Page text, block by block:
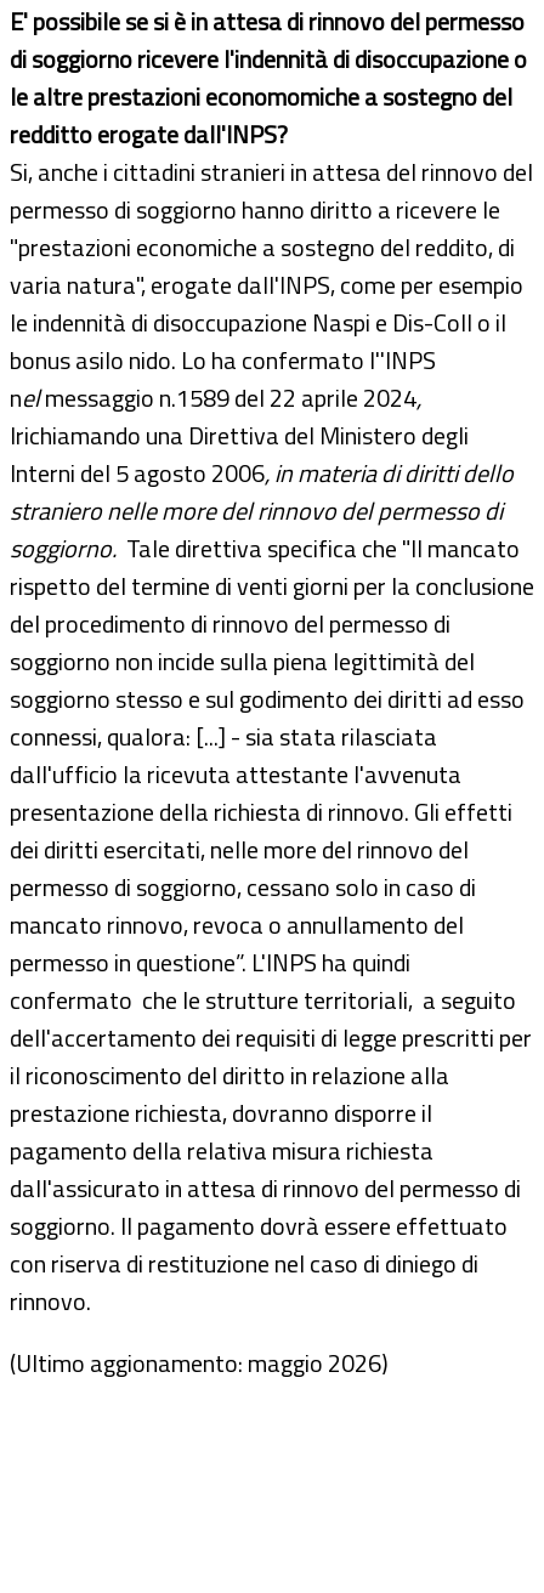
E' possibile se si è in attesa di rinnovo del permesso
di soggiorno ricevere l'indennità di disoccupazione o
le altre prestazioni economomiche a sostegno del
redditto erogate dall'INPS?
Si, anche i cittadini stranieri in attesa del rinnovo del
permesso di soggiorno hanno diritto a ricevere le
"prestazioni economiche a sostegno del reddito, di
varia natura", erogate dall'INPS, come per esempio
le indennità di disoccupazione Naspi e Dis-Coll o il
bonus asilo nido. Lo ha confermato l''INPS
nelmessaggio n.1589 del 22 aprile 2024,
lrichiamando una Direttiva del Ministero degli
Interni del 5 agosto 2006, in materia di diritti dello
straniero nelle more del rinnovo del permesso di
soggiorno. Tale direttiva specifica che "Il mancato
rispetto del termine di venti giorni per la conclusione
del procedimento di rinnovo del permesso di
soggiorno non incide sulla piena legittimità del
soggiorno stesso e sul godimento dei diritti ad esso
connessi, qualora: [...] - sia stata rilasciata
dall'ufficio la ricevuta attestante l'avvenuta
presentazione della richiesta di rinnovo. Gli effetti
dei diritti esercitati, nelle more del rinnovo del
permesso di soggiorno, cessano solo in caso di
mancato rinnovo, revoca o annullamento del
permesso in questione”. L'INPS ha quindi
confermato che le strutture territoriali, a seguito
dell'accertamento dei requisiti di legge prescritti per
il riconoscimento del diritto in relazione alla
prestazione richiesta, dovranno disporre il
pagamento della relativa misura richiesta
dall'assicurato in attesa di rinnovo del permesso di
soggiorno. Il pagamento dovrà essere effettuato
con riserva di restituzione nel caso di diniego di
rinnovo.
(Ultimo aggionamento: maggio 2026)